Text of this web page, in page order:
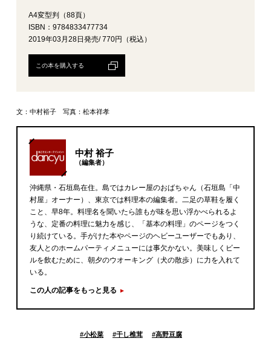
A4変型判（88頁）
ISBN：9784833477734
2019年03月28日発売/ 770円（税込）
この本を購入する
文：中村裕子 写真：松本祥孝
中村 裕子
（編集者）
沖縄県・石垣島在住。島ではカレー屋のおばちゃん（石垣島「中
村屋」オーナー）、東京では料理本の編集者。二足の草鞋を履く
こと、早8年。料理名を聞いたら誰もが味を思い浮かべられるよ
うな、定番の料理に魅力を感じ、「基本の料理」のページをつく
り続けている。手がけた本やページのヘビーユーザーでもあり、
友人とのホームパーティメニューには事欠かない。美味しくビー
ルを飲むために、朝夕のウオーキング（犬の散歩）に力を入れて
いる。
この人の記事をもっと見る
#小松菜 #干し椎茸 #高野豆腐